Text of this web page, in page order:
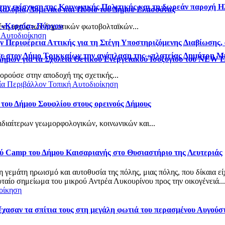
ενίσχυση της Κοινωνικής Πολιτικής και τη δωρεάν παροχή
ισχύς των δημοτικών φωτοβολταϊκών...
στον Δήμο Τρικκαίων την ανάπλαση της «πλατείας Δημήτρη
στην αποδοχή της σχετικής...
Περιβάλλον Τοπική Αυτοδιοίκηση
Δήμου Σουφλίου στους ορεινούς Δήμους
γεωμορφολογικών, κοινωνικών και...
Camp του Δήμου Καισαριανής στο Θυσιαστήριο της Λευτεριάς
γεμάτη ηρωισμό και αυτοθυσία της πόλης, μιας πόλης, που
σημείωμα του μικρού Αντρέα Λυκουρίνου προς την οικογένειά...
τα σπίτια τους στη μεγάλη φωτιά του περασμένου
Δομένικο και Πύθιο του Δήμου Ελασσόνας
Πύργου
Αττικής για τη Στέγη Υποστηριζόμενης
για τα Σχολεία Θετικού Ενεργειακού Ισοζυγίου του NEW